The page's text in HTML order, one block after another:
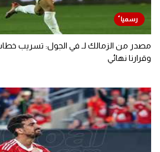
مصدر من الزمالك لـ في الجول: تسريب خطاب
وقرارنا نهائي